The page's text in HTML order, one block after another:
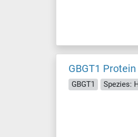
GBGT1
GBGT1 Spezies: